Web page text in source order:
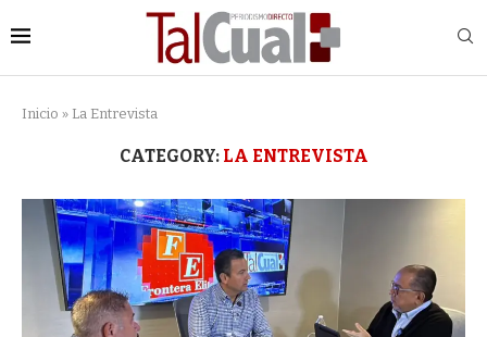
Inicio » La Entrevista
CATEGORY: LA ENTREVISTA